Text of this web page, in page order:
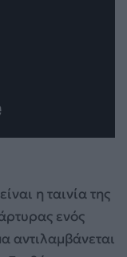
η ταινία της
ενός
αντιλαμβάνεται